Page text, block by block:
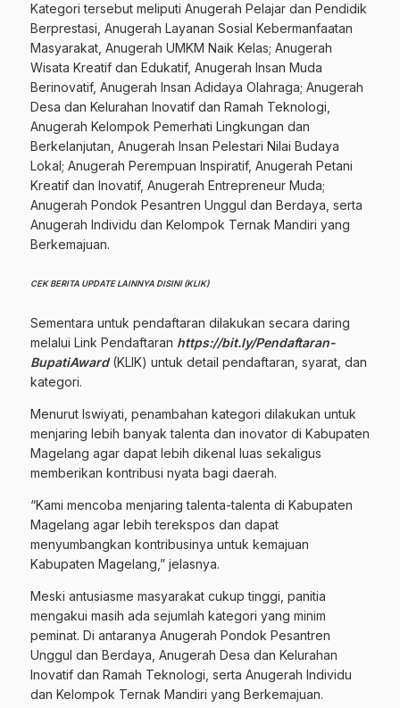
Kategori tersebut meliputi Anugerah Pelajar dan Pendidik
Berprestasi, Anugerah Layanan Sosial Kebermanfaatan
Masyarakat, Anugerah UMKM Naik Kelas; Anugerah
Wisata Kreatif dan Edukatif, Anugerah Insan Muda
Berinovatif, Anugerah Insan Adidaya Olahraga; Anugerah
Desa dan Kelurahan Inovatif dan Ramah Teknologi,
Anugerah Kelompok Pemerhati Lingkungan dan
Berkelanjutan, Anugerah Insan Pelestari Nilai Budaya
Lokal; Anugerah Perempuan Inspiratif, Anugerah Petani
Kreatif dan Inovatif, Anugerah Entrepreneur Muda;
Anugerah Pondok Pesantren Unggul dan Berdaya, serta
Anugerah Individu dan Kelompok Ternak Mandiri yang
Berkemajuan.
CEK BERITA UPDATE LAINNYA DISINI (KLIK)
Sementara untuk pendaftaran dilakukan secara daring
melalui Link Pendaftaran https://bit.ly/Pendaftaran-
BupatiAward(KLIK) untuk detail pendaftaran, syarat, dan
kategori.
Menurut Iswiyati, penambahan kategori dilakukan untuk
menjaring lebih banyak talenta dan inovator di Kabupaten
Magelang agar dapat lebih dikenal luas sekaligus
memberikan kontribusi nyata bagi daerah.
“Kami mencoba menjaring talenta-talenta di Kabupaten
Magelang agar lebih terekspos dan dapat
menyumbangkan kontribusinya untuk kemajuan
Kabupaten Magelang,” jelasnya.
Meski antusiasme masyarakat cukup tinggi, panitia
mengakui masih ada sejumlah kategori yang minim
peminat. Di antaranya Anugerah Pondok Pesantren
Unggul dan Berdaya, Anugerah Desa dan Kelurahan
Inovatif dan Ramah Teknologi, serta Anugerah Individu
dan Kelompok Ternak Mandiri yang Berkemajuan.